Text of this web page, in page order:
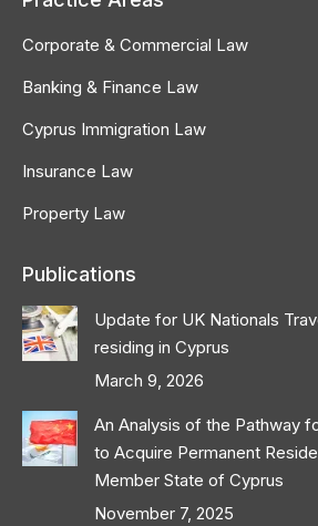
Corporate & Commercial Law
Banking & Finance Law
Cyprus Immigration Law
Insurance Law
Property Law
Publications
Update for UK Nationals
residing in Cyprus
March 9, 2026
An Analysis of the Pathway
to Acquire Permanent
Member State of Cyprus
November 7, 2025